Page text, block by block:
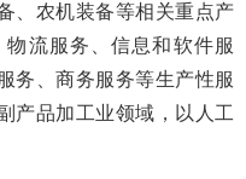
、农机装备等相关重点产
流服务、信息和软件服
务、商务服务等生产性服
产品加工业领域，以人工